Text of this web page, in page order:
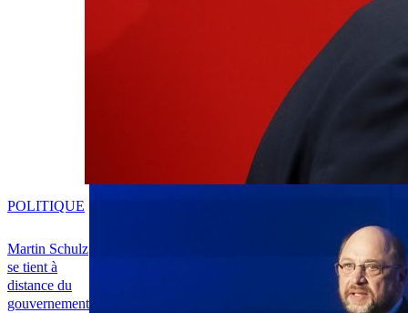
Martin Schulz
se tient à
distance du
gouvernement
POLITIQUE